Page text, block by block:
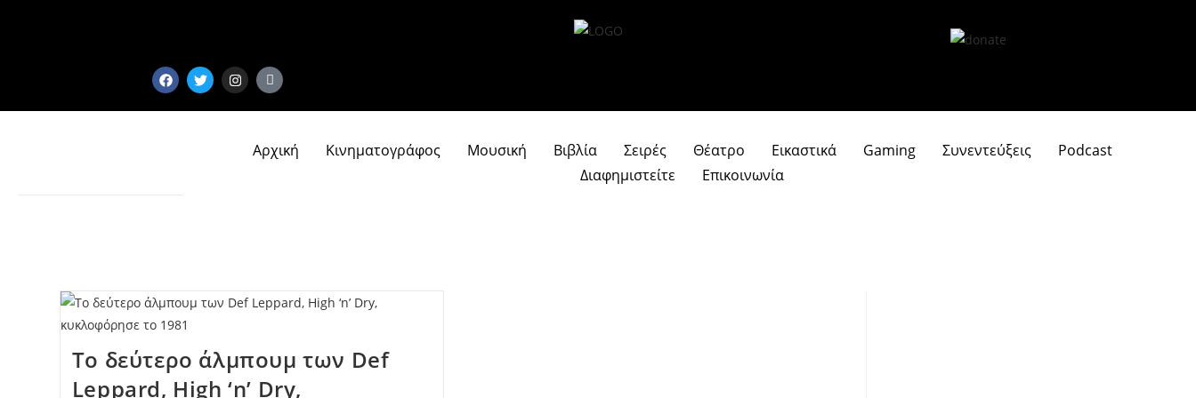
Αρχική Κινηματογράφος Μουσική Βιβλία Σειρές Θέατρο Εικαστικά Gaming Συνεντεύξεις
Podcast
Διαφημιστείτε
Επικοινωνία
Το δεύτερο άλμπουμ των Def
Leppard, High ‘n’ Dry,